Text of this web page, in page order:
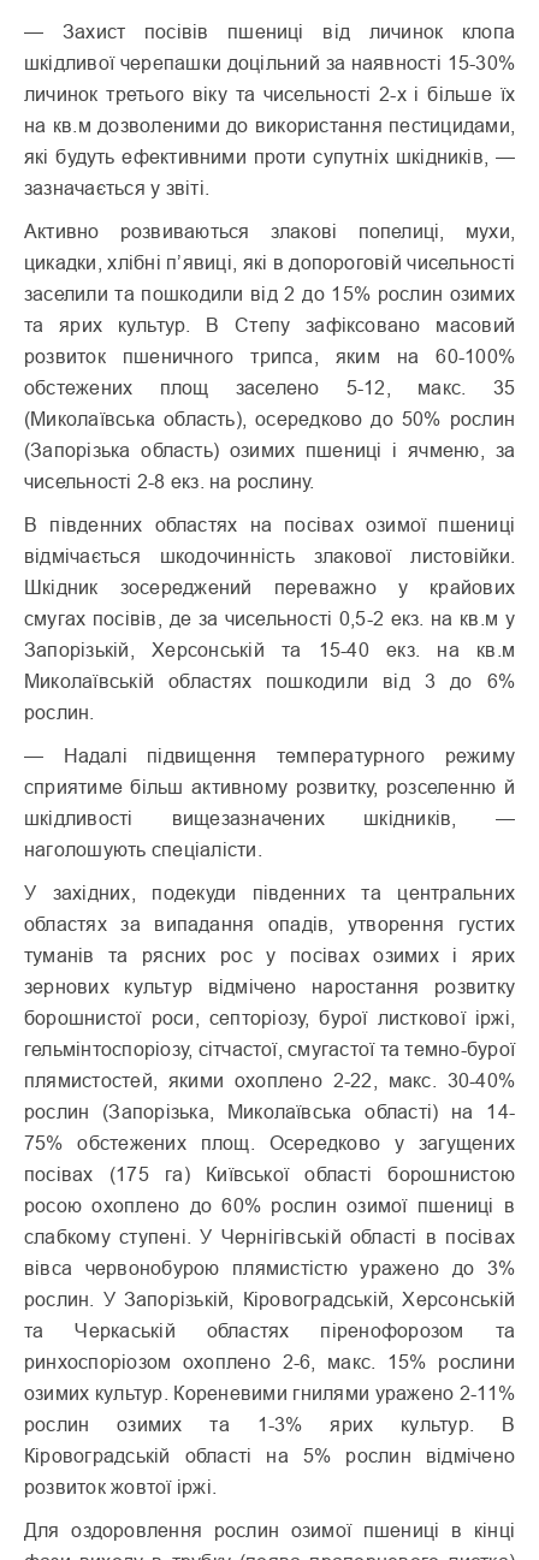
— Захист посівів пшениці від личинок клопа
шкідливої черепашки доцільний за наявності 15-30%
личинок третього віку та чисельності 2-х і більше їх
на кв.м дозволеними до використання пестицидами,
які будуть ефективними проти супутніх шкідників, —
зазначається у звіті.
Активно розвиваються злакові попелиці, мухи,
цикадки, хлібні п’явиці, які в допороговій чисельності
заселили та пошкодили від 2 до 15% рослин озимих
та ярих культур. В Степу зафіксовано масовий
розвиток пшеничного трипса, яким на 60-100%
обстежених площ заселено 5-12, макс. 35
(Миколаївська область), осередково до 50% рослин
(Запорізька область) озимих пшениці і ячменю, за
чисельності 2-8 екз. на рослину.
В південних областях на посівах озимої пшениці
відмічається шкодочинність злакової листовійки.
Шкідник зосереджений переважно у крайових
смугах посівів, де за чисельності 0,5-2 екз. на кв.м у
Запорізькій, Херсонській та 15-40 екз. на кв.м
Миколаївській областях пошкодили від 3 до 6%
рослин.
— Надалі підвищення температурного режиму
сприятиме більш активному розвитку, розселенню й
шкідливості вищезазначених шкідників, —
наголошують спеціалісти.
У західних, подекуди південних та центральних
областях за випадання опадів, утворення густих
туманів та рясних рос у посівах озимих і ярих
зернових культур відмічено наростання розвитку
борошнистої роси, септоріозу, бурої листкової іржі,
гельмінтоспоріозу, сітчастої, смугастої та темно-бурої
плямистостей, якими охоплено 2-22, макс. 30-40%
рослин (Запорізька, Миколаївська області) на 14-
75% обстежених площ. Осередково у загущених
посівах (175 га) Київської області борошнистою
росою охоплено до 60% рослин озимої пшениці в
слабкому ступені. У Чернігівській області в посівах
вівса червонобурою плямистістю уражено до 3%
рослин. У Запорізькій, Кіровоградській, Херсонській
та Черкаській областях піренофорозом та
ринхоспоріозом охоплено 2-6, макс. 15% рослини
озимих культур. Кореневими гнилями уражено 2-11%
рослин озимих та 1-3% ярих культур. В
Кіровоградській області на 5% рослин відмічено
розвиток жовтої іржі.
Для оздоровлення рослин озимої пшениці в кінці